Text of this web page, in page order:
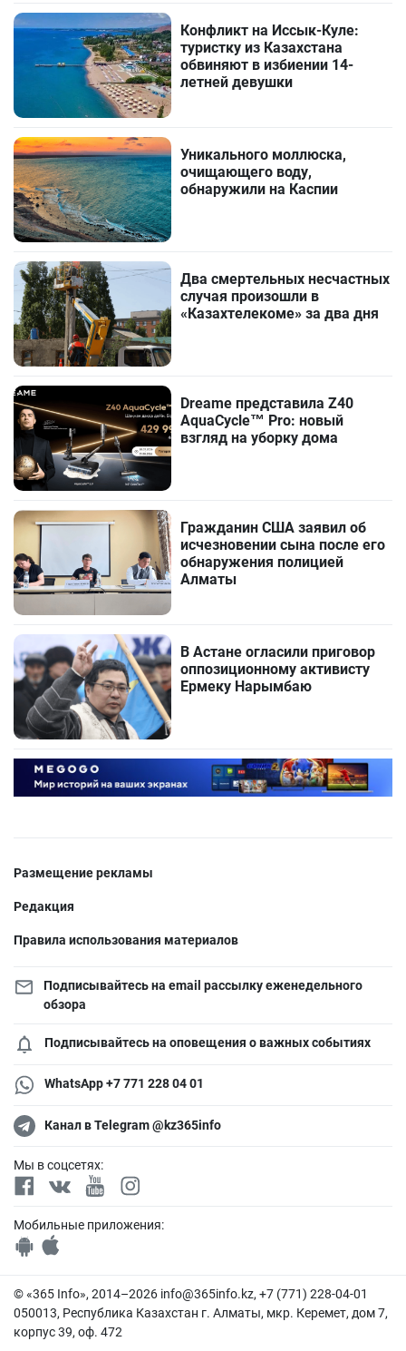
Конфликт на Иссык-Куле:
туристку из Казахстана
обвиняют в избиении 14-
летней девушки
Уникального моллюска,
очищающего воду,
обнаружили на Каспии
Два смертельных несчастных
случая произошли в
«Казахтелекоме» за два дня
Dreame представила Z40
AquaCycle™ Pro: новый
взгляд на уборку дома
Гражданин США заявил об
исчезновении сына после его
обнаружения полицией
Алматы
В Астане огласили приговор
оппозиционному активисту
Ермеку Нарымбаю
Размещение рекламы
Редакция
Правила использования материалов
Подписывайтесь на email рассылку еженедельного
обзора
Подписывайтесь на оповещения о важных событиях
WhatsApp +7 771 228 04 01
Канал в Telegram @kz365info
Мы в соцсетях:
Мобильные приложения:
© «365 Info», 2014–2026 info@365info.kz, +7 (771) 228-04-01
050013, Республика Казахстан г. Алматы, мкр. Керемет, дом 7,
корпус 39, оф. 472